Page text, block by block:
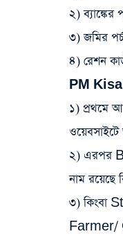
২) ব্যাঙ্কের
৩) জমির
৪) রেশন
PM
১) প্রথমে
২) এরপর
নাম রয়েছে
৩) কিংবা
Farmer/